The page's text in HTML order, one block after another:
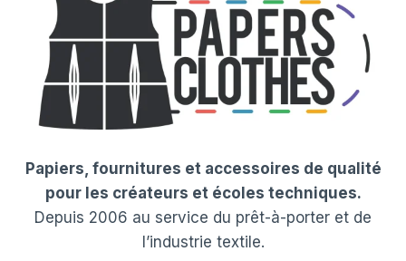
Papiers, fournitures et accessoires de qualité
pour les créateurs et écoles techniques.
Depuis 2006 au service du prêt-à-porter et de
l’industrie textile.